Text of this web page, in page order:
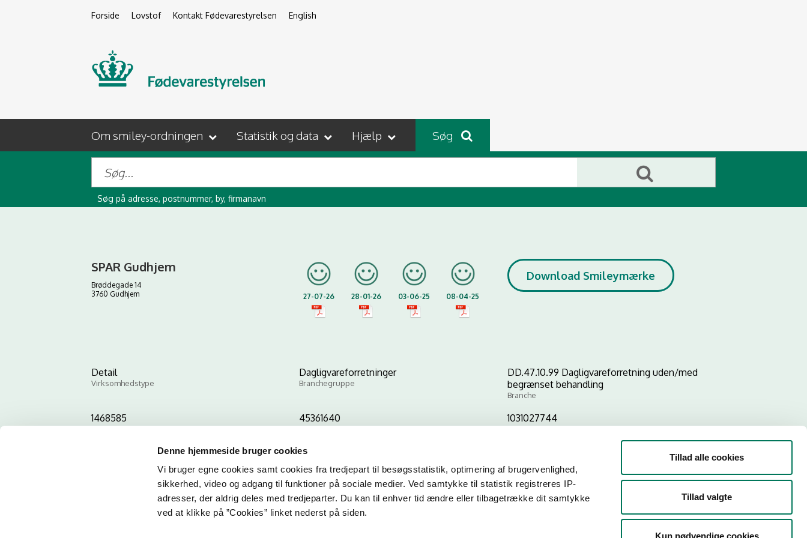
Denne hjemmeside bruger cookies
Vi bruger egne cookies samt cookies fra tredjepart til besøgsstatistik, optimering af brugervenlighed,
sikkerhed, video og adgang til funktioner på sociale medier. Ved samtykke til statistik registreres IP-
adresser, der aldrig deles med tredjeparter. Du kan til enhver tid ændre eller tilbagetrække dit samtykke
ved at klikke på ”Cookies” linket nederst på siden.
Tillad alle cookies
Tillad valgte
Kun nødvendige cookies
Forside Lovstof Kontakt Fødevarestyrelsen English
Om smiley-ordningen Statistik og data Hjælp Søg
Søg på adresse, postnummer, by, firmanavn
SPAR Gudhjem
Brøddegade 14
3760 Gudhjem
27-07-26 28-01-26 03-06-25 08-04-25
Download Smileymærke
Detail
Virksomhedstype
Dagligvareforretninger
Branchegruppe
DD.47.10.99 Dagligvareforretning uden/med
begrænset behandling
Branche
1468585
ID-nummer
45361640
CVR-nr
1031027744
P-nr
Kopier link til at indsætte på virksomhedens hjemmeside